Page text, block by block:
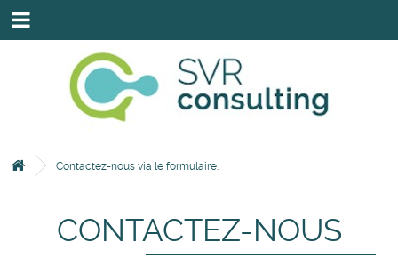
SAVOIR-FAIRE
NOS INTERVENANTS
NOS EXPERTISES & SOLUTIONS
CONTACTEZ-NOUS VIA LE FORMULAIRE.
Contactez-nous via le formulaire.
CONTACTEZ-NOUS